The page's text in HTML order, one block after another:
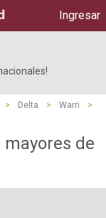
Ingresar
> Delta > Warri
>
de